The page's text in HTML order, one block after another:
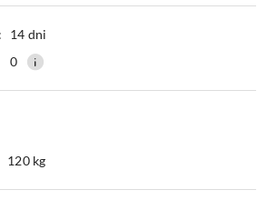
Wyślij
14 dni
0
120 kg